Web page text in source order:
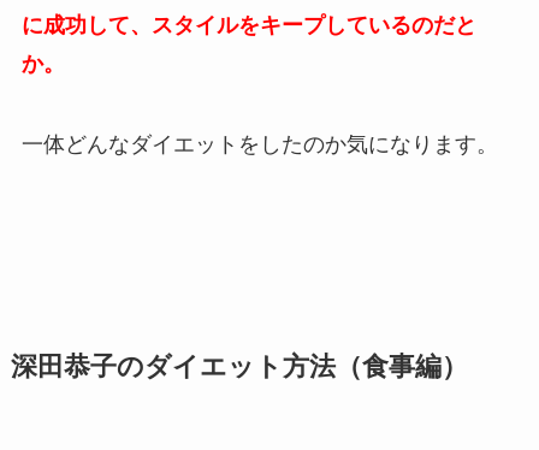
に成功して、スタイルをキープしているのだと
か。
一体どんなダイエットをしたのか気になります。
深田恭子のダイエット方法（食事編）